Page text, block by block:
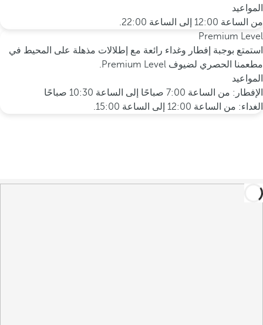
المواعيد
من الساعة 12:00 إلى الساعة 22:00.
Premium Level
استمتع بوجبة إفطار وغداء رائعة مع إطلالات مذهلة على المحيط في
مطعمنا الحصري لضيوف Premium Level.
المواعيد
الإفطار: من الساعة 7:00 صباحًا إلى الساعة 10:30 صباحًا
الغداء: من الساعة 12:00 إلى الساعة 15:00.